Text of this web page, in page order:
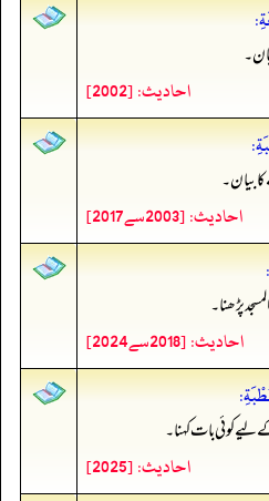
احادیث: [2002]
بیان۔
احادیث: [2003سے2017]
پڑھنا۔
احادیث: [2018سے2024]
کوئی بات کہنا۔
احادیث: [2025]